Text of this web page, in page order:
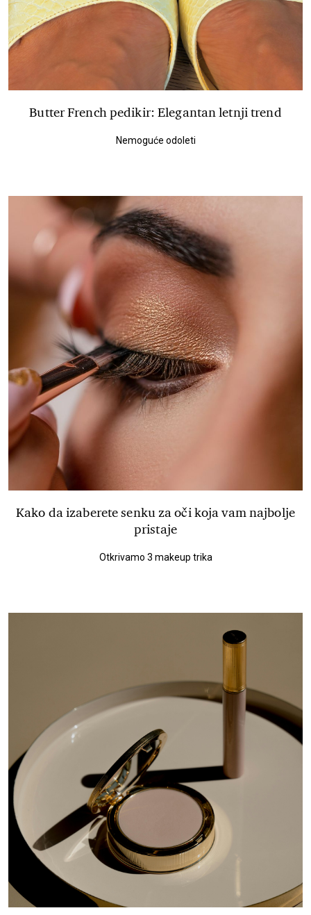
Butter French pedikir: Elegantan letnji trend
Nemoguće odoleti
Kako da izaberete senku za oči koja vam najbolje
pristaje
Otkrivamo 3 makeup trika